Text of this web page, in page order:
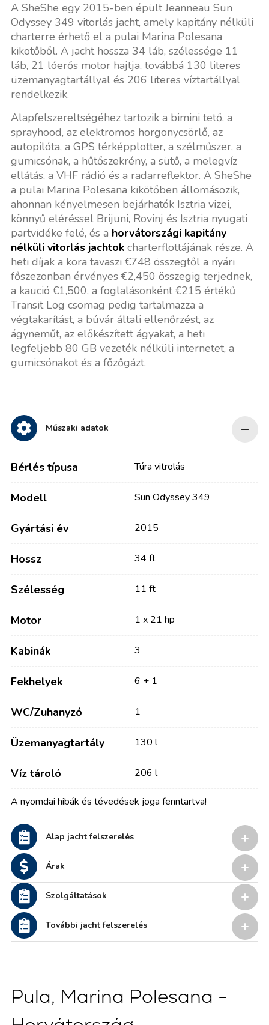
A SheShe egy 2015-ben épült Jeanneau Sun
Odyssey 349 vitorlás jacht, amely kapitány nélküli
charterre érhető el a pulai Marina Polesana
kikötőből. A jacht hossza 34 láb, szélessége 11
láb, 21 lóerős motor hajtja, továbbá 130 literes
üzemanyagtartállyal és 206 literes víztartállyal
rendelkezik.
Alapfelszereltségéhez tartozik a bimini tető, a
sprayhood, az elektromos horgonycsörlő, az
autopilóta, a GPS térképplotter, a szélműszer, a
gumicsónak, a hűtőszekrény, a sütő, a melegvíz
ellátás, a VHF rádió és a radarreflektor. A SheShe
a pulai Marina Polesana kikötőben állomásozik,
ahonnan kényelmesen bejárhatók Isztria vizei,
könnyű eléréssel Brijuni, Rovinj és Isztria nyugati
partvidéke felé, és a horvátországi kapitány
nélküli vitorlás jachtokcharterflottájának része. A
heti díjak a kora tavaszi €748 összegtől a nyári
főszezonban érvényes €2,450 összegig terjednek,
a kaució €1,500, a foglalásonként €215 értékű
Transit Log csomag pedig tartalmazza a
végtakarítást, a búvár általi ellenőrzést, az
ágyneműt, az előkészített ágyakat, a heti
legfeljebb 80 GB vezeték nélküli internetet, a
gumicsónakot és a főzőgázt.
Műszaki adatok
Bérlés típusa Túra vitrolás
Modell Sun Odyssey 349
Gyártási év 2015
Hossz 34 ft
Szélesség 11 ft
Motor 1 x 21 hp
Kabinák 3
Fekhelyek 6 + 1
WC/Zuhanyzó 1
Üzemanyagtartály 130 l
Víz tároló 206 l
A nyomdai hibák és tévedések joga fenntartva!
Alap jacht felszerelés
Árak
Szolgáltatások
További jacht felszerelés
Pula, Marina Polesana -